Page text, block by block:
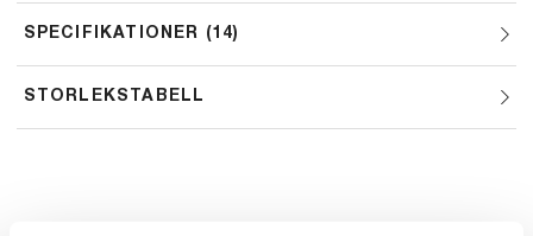
SPECIFIKATIONER 14
STORLEKSTABELL